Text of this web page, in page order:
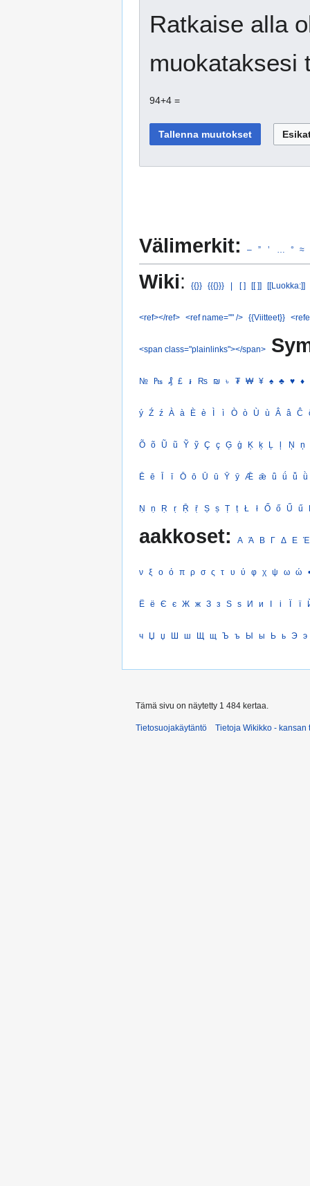
Ratkaise alla
muokataksesi
94+4 =
Välimerkit: – ” ’ ° ≈
Wiki: {{}} {{{}}} | [ ] [[ ]] [[Luokka:]]
<ref></ref> <ref name="" /> {{Viitteet}}
<span class="plainlinks"></span>
№ ₧ ₰ £ ៛ ₨ ₪ ৳ ₮ ₩ ¥ ♠ ♣ ♥ ♦
ý Ź ź À à È è Ì ì Ò ò Ù ù Â â Ĉ
Õ õ Ũ ũ Ỹ ỹ Ç ç Ģ ģ Ķ ķ Ļ ļ Ņ ņ
Ē ē Ī ī Ō ō Ū ū Ȳ ȳ Ǣ ǣ ǖ ǘ ǚ ǜ
Ṇ ṇ Ṛ ṛ Ṝ ṝ Ṣ ṣ Ṭ ṭ Ł ł Ő ő Ű ű
aakkoset: Α Ά Β Γ Δ Ε Έ
ν ξ ο ό π ρ σ ς τ υ ύ φ χ ψ ω ώ •
Ё ё Є є Ж ж З з Ѕ ѕ И и І і Ї ї
ч Џ џ Ш ш Щ щ Ъ ъ Ы ы Ь ь Э э
Tämä sivu on näytetty 1 484 kertaa.
Tietosuojakäytäntö Tietoja Wikikko - kansan